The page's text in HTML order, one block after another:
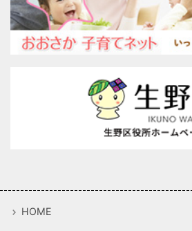
HOME